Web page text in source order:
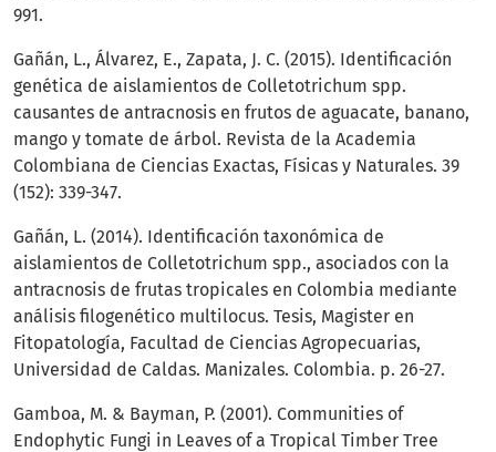
991.
Gañán, L., Álvarez, E., Zapata, J. C. (2015). Identificación
genética de aislamientos de Colletotrichum spp.
causantes de antracnosis en frutos de aguacate, banano,
mango y tomate de árbol. Revista de la Academia
Colombiana de Ciencias Exactas, Físicas y Naturales. 39
(152): 339-347.
Gañán, L. (2014). Identificación taxonómica de
aislamientos de Colletotrichum spp., asociados con la
antracnosis de frutas tropicales en Colombia mediante
análisis filogenético multilocus. Tesis, Magister en
Fitopatología, Facultad de Ciencias Agropecuarias,
Universidad de Caldas. Manizales. Colombia. p. 26-27.
Gamboa, M. & Bayman, P. (2001). Communities of
Endophytic Fungi in Leaves of a Tropical Timber Tree